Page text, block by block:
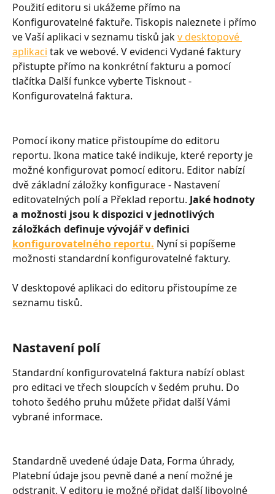
Použití editoru si ukážeme přímo na
Konfigurovatelné faktuře. Tiskopis naleznete i přímo
ve Vaší aplikaci v seznamu tisků jak v desktopové
aplikaci tak ve webové. V evidenci Vydané faktury
přistupte přímo na konkrétní fakturu a pomocí
tlačítka Další funkce vyberte Tisknout -
Konfigurovatelná faktura.
Pomocí ikony matice přistoupíme do editoru
reportu. Ikona matice také indikuje, které reporty je
možné konfigurovat pomocí editoru. Editor nabízí
dvě základní záložky konfigurace - Nastavení
editovatelných polí a Překlad reportu. Jaké hodnoty
a možnosti jsou k dispozici v jednotlivých
záložkách definuje vývojář v definici
konfigurovatelného reportu. Nyní si popíšeme
možnosti standardní konfigurovatelné faktury.
V desktopové aplikaci do editoru přistoupíme ze
seznamu tisků.
Nastavení polí
Standardní konfigurovatelná faktura nabízí oblast
pro editaci ve třech sloupcích v šedém pruhu. Do
tohoto šedého pruhu můžete přidat další Vámi
vybrané informace.
Standardně uvedené údaje Data, Forma úhrady,
Platební údaje jsou pevně dané a není možné je
odstranit. V editoru je možné přidat další libovolné